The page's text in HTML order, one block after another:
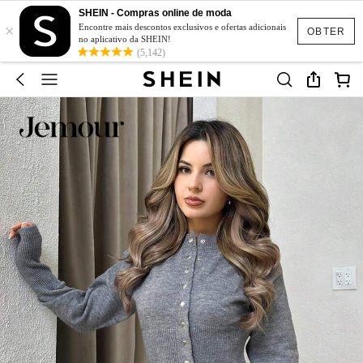
OBTER
×
SHEIN - Compras online de moda
Encontre mais descontos exclusivos e ofertas adicionais
no aplicativo da SHEIN!
(5,142)